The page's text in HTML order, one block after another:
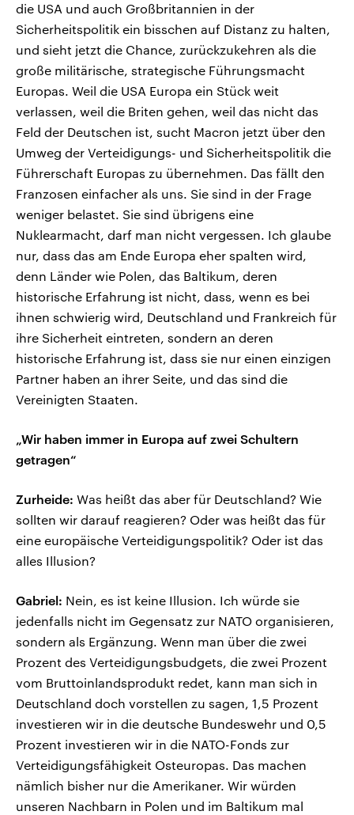
die USA und auch Großbritannien in der
Sicherheitspolitik ein bisschen auf Distanz zu halten,
und sieht jetzt die Chance, zurückzukehren als die
große militärische, strategische Führungsmacht
Europas. Weil die USA Europa ein Stück weit
verlassen, weil die Briten gehen, weil das nicht das
Feld der Deutschen ist, sucht Macron jetzt über den
Umweg der Verteidigungs- und Sicherheitspolitik die
Führerschaft Europas zu übernehmen. Das fällt den
Franzosen einfacher als uns. Sie sind in der Frage
weniger belastet. Sie sind übrigens eine
Nuklearmacht, darf man nicht vergessen. Ich glaube
nur, dass das am Ende Europa eher spalten wird,
denn Länder wie Polen, das Baltikum, deren
historische Erfahrung ist nicht, dass, wenn es bei
ihnen schwierig wird, Deutschland und Frankreich für
ihre Sicherheit eintreten, sondern an deren
historische Erfahrung ist, dass sie nur einen einzigen
Partner haben an ihrer Seite, und das sind die
Vereinigten Staaten.
„Wir haben immer in Europa auf zwei Schultern
getragen“
Zurheide: Was heißt das aber für Deutschland? Wie
sollten wir darauf reagieren? Oder was heißt das für
eine europäische Verteidigungspolitik? Oder ist das
alles Illusion?
Gabriel: Nein, es ist keine Illusion. Ich würde sie
jedenfalls nicht im Gegensatz zur NATO organisieren,
sondern als Ergänzung. Wenn man über die zwei
Prozent des Verteidigungsbudgets, die zwei Prozent
vom Bruttoinlandsprodukt redet, kann man sich in
Deutschland doch vorstellen zu sagen, 1,5 Prozent
investieren wir in die deutsche Bundeswehr und 0,5
Prozent investieren wir in die NATO-Fonds zur
Verteidigungsfähigkeit Osteuropas. Das machen
nämlich bisher nur die Amerikaner. Wir würden
unseren Nachbarn in Polen und im Baltikum mal